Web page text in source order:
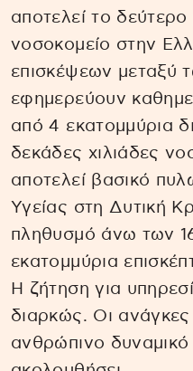
αποτελεί το
νοσοκομείο στην
επισκέψεων μεταξύ
εφημερεύουν
από 4 εκατομμύρια
δεκάδες χιλιάδες
αποτελεί βασικό
Υγείας στη Δυτική
πληθυσμό άνω των
εκατομμύρια
Η ζήτηση για
διαρκώς. Οι
ανθρώπινο